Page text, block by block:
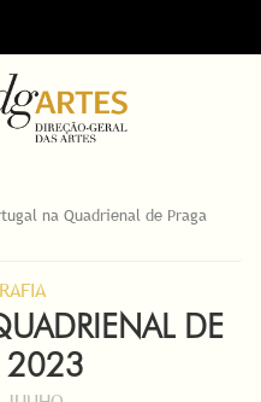
na Quadrienal de Praga
DE
2023